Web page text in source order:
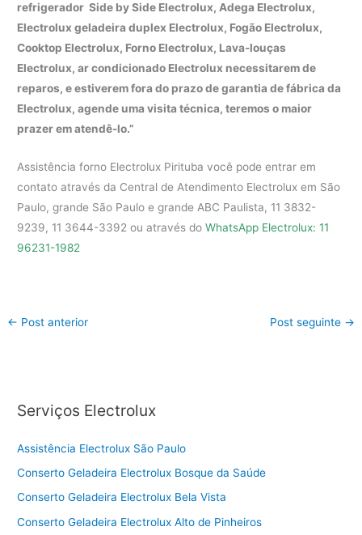
refrigerador Side by Side Electrolux, Adega Electrolux,
Electrolux geladeira duplex Electrolux, Fogão Electrolux,
Cooktop Electrolux, Forno Electrolux, Lava-louças
Electrolux, ar condicionado Electrolux necessitarem de
reparos, e estiverem fora do prazo de garantia de fábrica da
Electrolux, agende uma visita técnica, teremos o maior
prazer em atendê-lo.”
Assistência forno Electrolux Pirituba você pode entrar em
contato através da Central de Atendimento Electrolux em São
Paulo, grande São Paulo e grande ABC Paulista, 11 3832-
9239, 11 3644-3392 ou através doWhatsApp Electrolux: 11
96231-1982
← Post anterior Post seguinte →
Serviços Electrolux
Assistência Electrolux São Paulo
Conserto Geladeira Electrolux Bosque da Saúde
Conserto Geladeira Electrolux Bela Vista
Conserto Geladeira Electrolux Alto de Pinheiros